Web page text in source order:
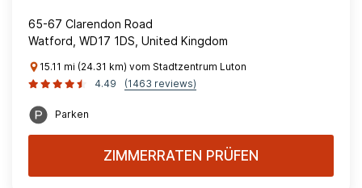
65-67 Clarendon Road
Watford, WD17 1DS, United Kingdom
15.11 mi (24.31 km) vom Stadtzentrum Luton
4.49
(1463 reviews)
Parken
ZIMMERRATEN PRÜFEN